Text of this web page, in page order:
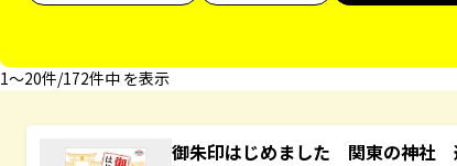
1〜20件/172件中 を表示
御朱印はじめました 関東の神社